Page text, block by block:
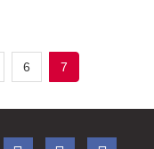
6 7